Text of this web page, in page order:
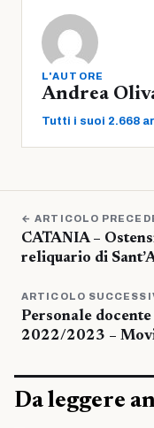
L'AUTORE
Andrea
Tutti i suoi 2.668
← ARTICOLO
CATANIA –
reliquario di
ARTICOLO
Personale
2022/2023 –
Da leggere